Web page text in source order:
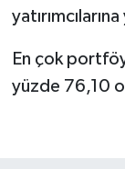
En çok
yüzde 76,10